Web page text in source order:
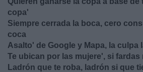
copa'
Siempre cеrrada la boca, cero
coca
Asalto' de Google y Mapa, la culpa
Te ubican por las mujere', si
Ladrón que te roba, ladrón si que